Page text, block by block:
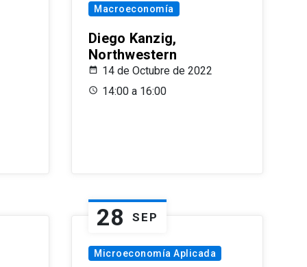
Macroeconomía
Diego Kanzig,
Northwestern
14 de Octubre de 2022
14:00 a 16:00
28 SEP
Microeconomía Aplicada